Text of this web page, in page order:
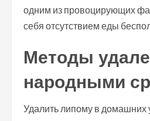
одним из провоцирующих
себя отсутствием еды
Методы
народными
Удалить липому в домашних